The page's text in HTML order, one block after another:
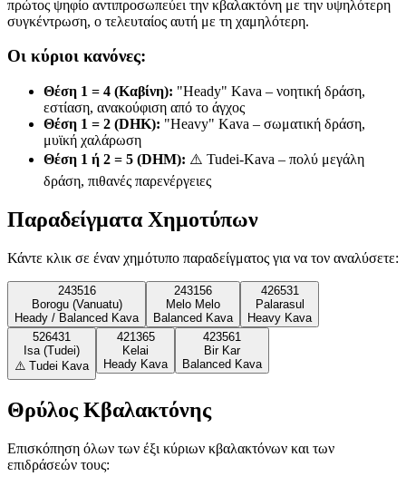
πρώτος ψηφίο αντιπροσωπεύει την κβαλακτόνη με την υψηλότερη
συγκέντρωση, ο τελευταίος αυτή με τη χαμηλότερη.
Οι κύριοι κανόνες:
Θέση 1 = 4 (Καβίνη): "Heady" Kava – νοητική δράση,
εστίαση, ανακούφιση από το άγχος
Θέση 1 = 2 (DHK): "Heavy" Kava – σωματική δράση,
μυϊκή χαλάρωση
Θέση 1 ή 2 = 5 (DHM): ⚠️ Tudei-Kava – πολύ μεγάλη
δράση, πιθανές παρενέργειες
Παραδείγματα Χημοτύπων
Κάντε κλικ σε έναν χημότυπο παραδείγματος για να τον αναλύσετε:
243516
Borogu (Vanuatu)
Heady / Balanced Kava
243156
Melo Melo
Balanced Kava
426531
Palarasul
Heavy Kava
526431
Isa (Tudei)
⚠️ Tudei Kava
421365
Kelai
Heady Kava
423561
Bir Kar
Balanced Kava
Θρύλος Κβαλακτόνης
Επισκόπηση όλων των έξι κύριων κβαλακτόνων και των
επιδράσεών τους: